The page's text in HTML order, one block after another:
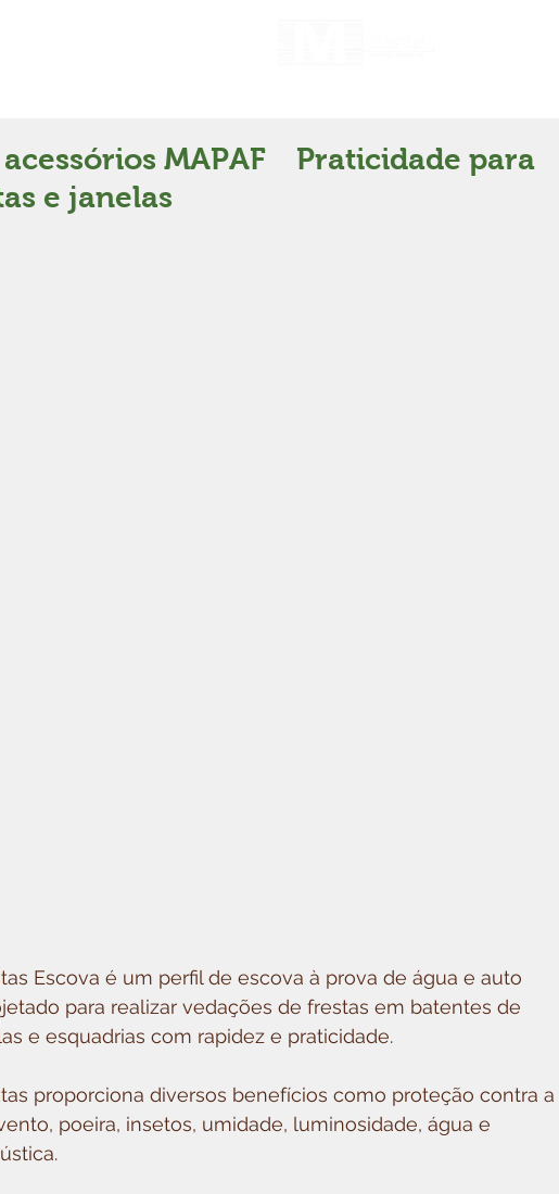
MAPAF⠀ Praticidade para
e janelas⠀
Escova é um perfil de escova à prova de água e auto
para realizar vedações de frestas em batentes de
e esquadrias com rapidez e praticidade.⠀
proporciona diversos benefícios como proteção contra a
poeira, insetos, umidade, luminosidade, água e
⠀